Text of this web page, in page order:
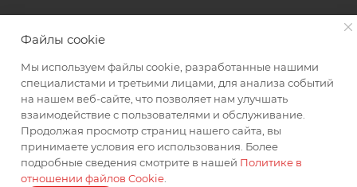
2026 © интернет магазин автоаксессуаров
Файлы cookie
Мы используем файлы cookie, разработанные нашими
специалистами и третьими лицами, для анализа событий
на нашем веб-сайте, что позволяет нам улучшать
взаимодействие с пользователями и обслуживание.
Продолжая просмотр страниц нашего сайта, вы
принимаете условия его использования. Более
подробные сведения смотрите в нашей Политике в
отношении файлов Cookie